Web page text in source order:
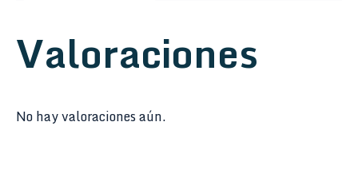
Valoraciones
No hay valoraciones aún.